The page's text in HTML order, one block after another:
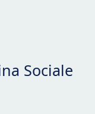
Sociale